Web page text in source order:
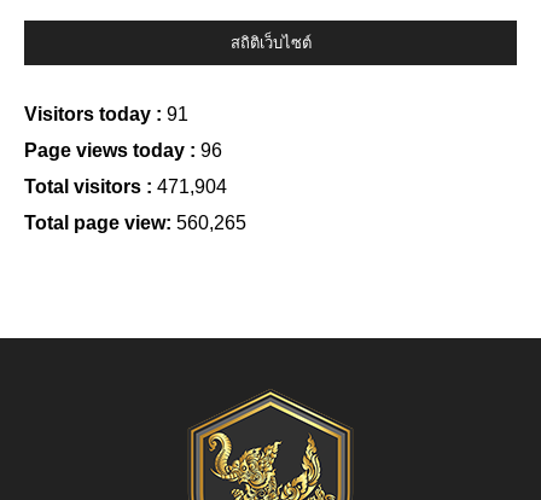
สถิติเว็บไซต์
Visitors today : 91
Page views today : 96
Total visitors : 471,904
Total page view: 560,265